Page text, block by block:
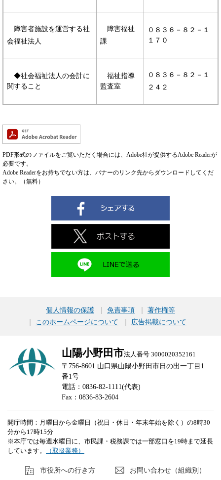
障害者施設を運営する社
会福祉法人
障害福祉
課
０８３６－８２－１
１７０
◆社会福祉法人の会計に
関すること
福祉指導
監査室
０８３６－８２－１
２４２
PDF形式のファイルをご覧いただく場合には、Adobe社が提供するAdobe Readerが
必要です。
Adobe Readerをお持ちでない方は、バナーのリンク先からダウンロードしてくだ
さい。（無料）
個人情報の保護 免責事項
著作権等
このホームページについて
広告掲載について
山陽小野田市法人番号 3000020352161
〒756-8601 山口県山陽小野田市日の出一丁目1
番1号
電話：0836-82-1111(代表)
Fax：0836-83-2604
開庁時間：月曜日から金曜日（祝日・休日・年末年始を除く）の8時30
分から17時15分
※本庁では毎週水曜日に、市民課・税務課では一部窓口を19時まで延長
しています。
（取扱業務）
市役所への行き方 お問い合わせ（組織別）